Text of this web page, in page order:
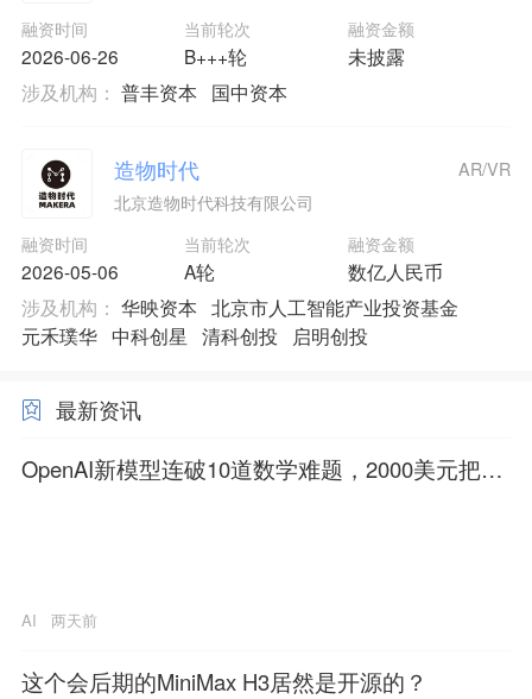
融资时间
2026-06-26
当前轮次
B+++轮
融资金额
未披露
涉及机构： 普丰资本 国中资本
造物时代
北京造物时代科技有限公司
融资时间
2026-05-06
当前轮次
A轮
融资金额
数亿人民币
AR/VR
涉及机构： 华映资本 北京市人工智能产业投资基金
元禾璞华 中科创星 清科创投 启明创投
最新资讯
OpenAI新模型连破10道数学难题，2000美元把数
AI 两天前
这个会后期的MiniMax H3居然是开源的？